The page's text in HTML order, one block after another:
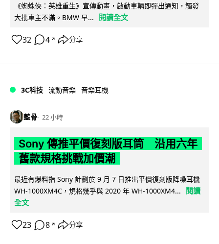
《蜘蛛俠：英雄重生》宣傳動畫，啟動車輛即彈出通知，觸發
大批車主不滿。BMW 早...
閱讀全文
32 4 ↗ 分享
3C科技 流動音樂 音樂耳機
藍骨 22 小時
Sony 傳推平價復刻版耳筒 沿用六年
舊款規格挑戰加價潮
最近有爆料指 Sony 計劃於 9 月 7 日推出平價復刻版降噪耳機
WH-1000XM4C，規格幾乎與 2020 年 WH-1000XM4...
閱讀
全文
23 8 ↗ 分享